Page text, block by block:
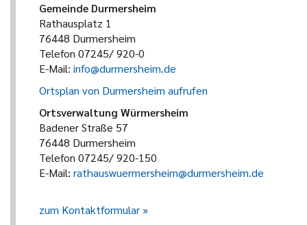
Gemeinde Durmersheim
Rathausplatz 1
76448 Durmersheim
Telefon 07245/ 920-0
E-Mail: info@durmersheim.de
Ortsplan von Durmersheim aufrufen
Ortsverwaltung Würmersheim
Badener Straße 57
76448 Durmersheim
Telefon 07245/ 920-150
E-Mail: rathauswuermersheim@durmersheim.de
zum Kontaktformular